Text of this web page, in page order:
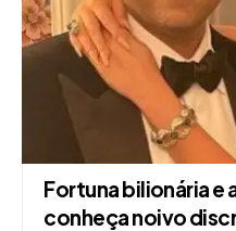
Fortuna bilionária e
conheça noivo